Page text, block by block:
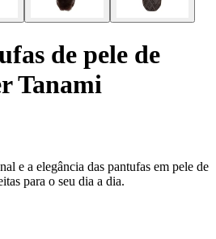
de pele de
Tanami
e a elegância das pantufas em pele de
para o seu dia a dia.